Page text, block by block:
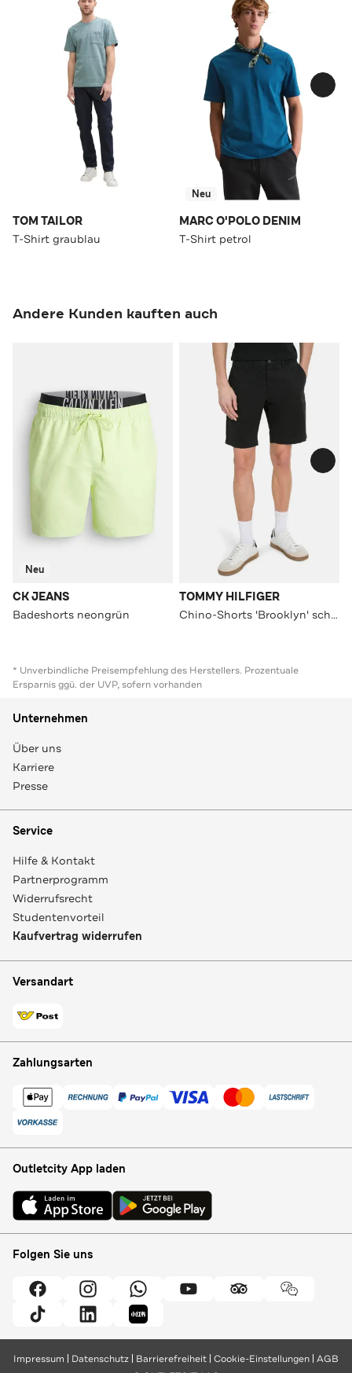
TOM TAILOR
T-Shirt graublau
Neu
MARC O'POLO DENIM
T-Shirt petrol
Andere Kunden kauften auch
Neu
CK JEANS
Badeshorts neongrün
TOMMY HILFIGER
Chino-Shorts 'Brooklyn' schwarz
* Unverbindliche Preisempfehlung des Herstellers. Prozentuale
Ersparnis ggü. der UVP, sofern vorhanden
Unternehmen
Über uns
Karriere
Presse
Service
Hilfe & Kontakt
Partnerprogramm
Widerrufsrecht
Studentenvorteil
Kaufvertrag widerrufen
Versandart
Zahlungsarten
Outletcity App laden
Folgen Sie uns
Impressum Datenschutz Barrierefreiheit Cookie-Einstellungen AGB